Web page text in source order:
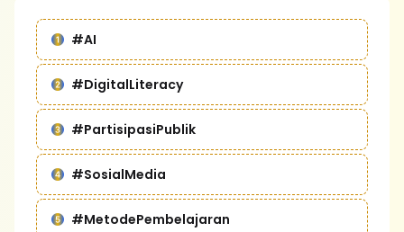
#AI
#DigitalLiteracy
#PartisipasiPublik
#SosialMedia
#MetodePembelajaran